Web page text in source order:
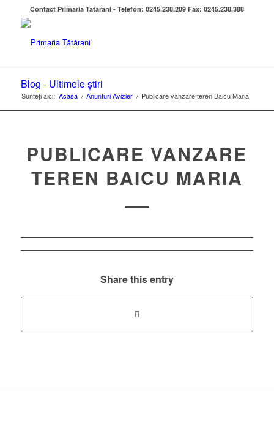
Contact Primaria Tatarani - Telefon: 0245.238.209 Fax: 0245.238.388
Blog - Ultimele știri
Sunteți aici: Acasa / Anunturi Avizier / Publicare vanzare teren Baicu Maria
PUBLICARE VANZARE
TEREN BAICU MARIA
Share this entry